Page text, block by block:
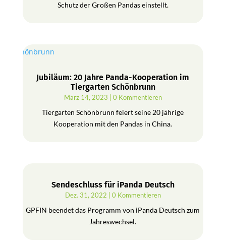
Schutz der Großen Pandas einstellt.
Jubiläum: 20 Jahre Panda-Kooperation im
Tiergarten Schönbrunn
März 14, 2023 | 0 Kommentieren
Tiergarten Schönbrunn feiert seine 20 jährige
Kooperation mit den Pandas in China.
Sendeschluss für iPanda Deutsch
Dez. 31, 2022 | 0 Kommentieren
GPFIN beendet das Programm von iPanda Deutsch zum
Jahreswechsel.